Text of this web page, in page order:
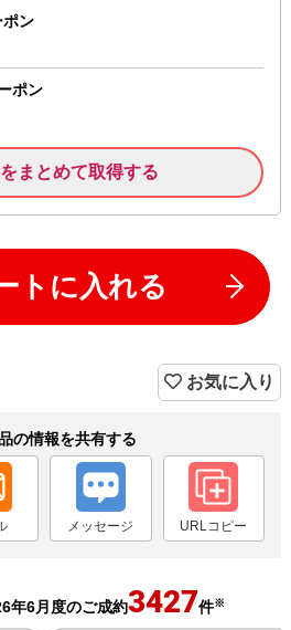
ポン
ポン
まとめて取得する
トに入れる
お気に入り
の情報を共有する
メッセージ URLコピー
年6月度のご成約3427件※